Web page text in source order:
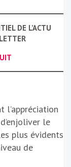
DE L’ACTU
l’appréciation
le
plus évidents
de